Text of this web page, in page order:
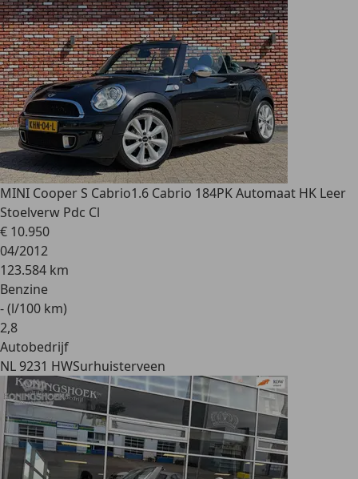
MINI Cooper S Cabrio1.6 Cabrio 184PK Automaat HK Leer
Stoelverw Pdc Cl
€ 10.950
04/2012
123.584 km
Benzine
- (l/100 km)
2,8
Autobedrijf
NL 9231 HWSurhuisterveen